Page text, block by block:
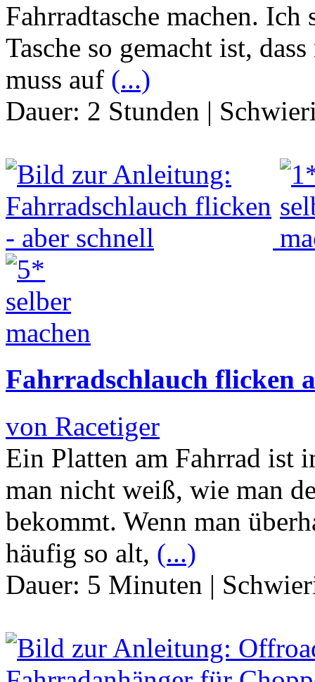
Fahrradtasche machen. Ich
Tasche so gemacht ist,
muss auf (...)
Dauer: 2 Stunden |
Fahrradschlauch flicken
von Racetiger
Ein Platten am Fahrrad ist
man nicht weiß, wie man
bekommt. Wenn man
häufig so alt, (...)
Dauer: 5 Minuten |